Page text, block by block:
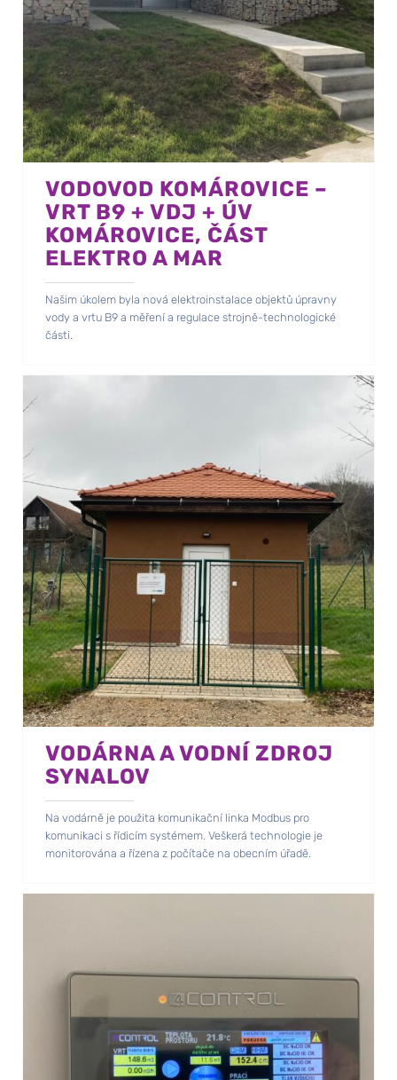
VODOVOD KOMÁROVICE –
VRT B9 + VDJ + ÚV
KOMÁROVICE, ČÁST
ELEKTRO A MAR
Našim úkolem byla nová elektroinstalace objektů úpravny
vody a vrtu B9 a měření a regulace strojně-technologické
části.
VODÁRNA A VODNÍ ZDROJ
SYNALOV
Na vodárně je použita komunikační linka Modbus pro
komunikaci s řídicím systémem. Veškerá technologie je
monitorována a řízena z počítače na obecním úřadě.